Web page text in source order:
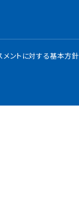
メントに対する基本方針